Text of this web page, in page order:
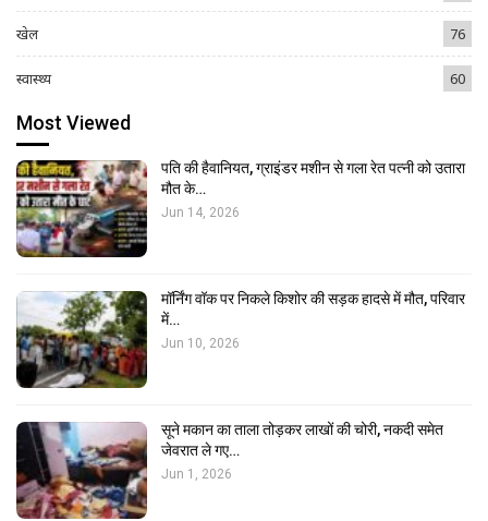
खेल 76
स्वास्थ्य 60
Most Viewed
पति की हैवानियत, ग्राइंडर मशीन से गला रेत पत्नी को उतारा
मौत के…
Jun 14, 2026
मॉर्निंग वॉक पर निकले किशोर की सड़क हादसे में मौत, परिवार
में…
Jun 10, 2026
सूने मकान का ताला तोड़कर लाखों की चोरी, नकदी समेत
जेवरात ले गए…
Jun 1, 2026